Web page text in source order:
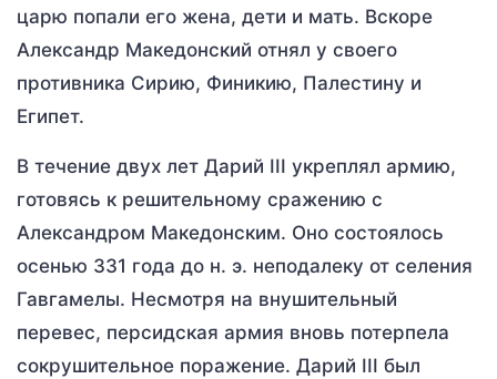
царю попали его жена, дети и мать. Вскоре
Александр Македонский отнял у своего
противника Сирию, Финикию, Палестину и
Египет.
В течение двух лет Дарий III укреплял армию,
готовясь к решительному сражению с
Александром Македонским. Оно состоялось
осенью 331 года до н. э. неподалеку от селения
Гавгамелы. Несмотря на внушительный
перевес, персидская армия вновь потерпела
сокрушительное поражение. Дарий III был